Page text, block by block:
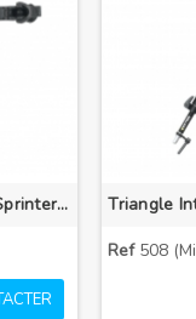
Triangle de Sol pour Trépieds Sprinter II/HD
Ref508